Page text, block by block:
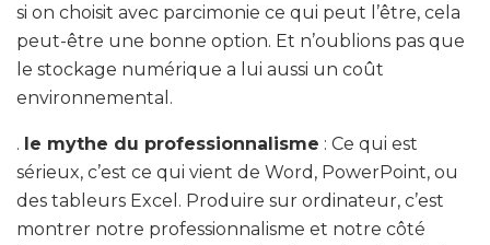
si on choisit avec parcimonie ce qui peut l’être, cela
peut-être une bonne option. Et n’oublions pas que
le stockage numérique a lui aussi un coût
environnemental.
. le mythe du professionnalisme : Ce qui est
sérieux, c’est ce qui vient de Word, PowerPoint, ou
des tableurs Excel. Produire sur ordinateur, c’est
montrer notre professionnalisme et notre côté